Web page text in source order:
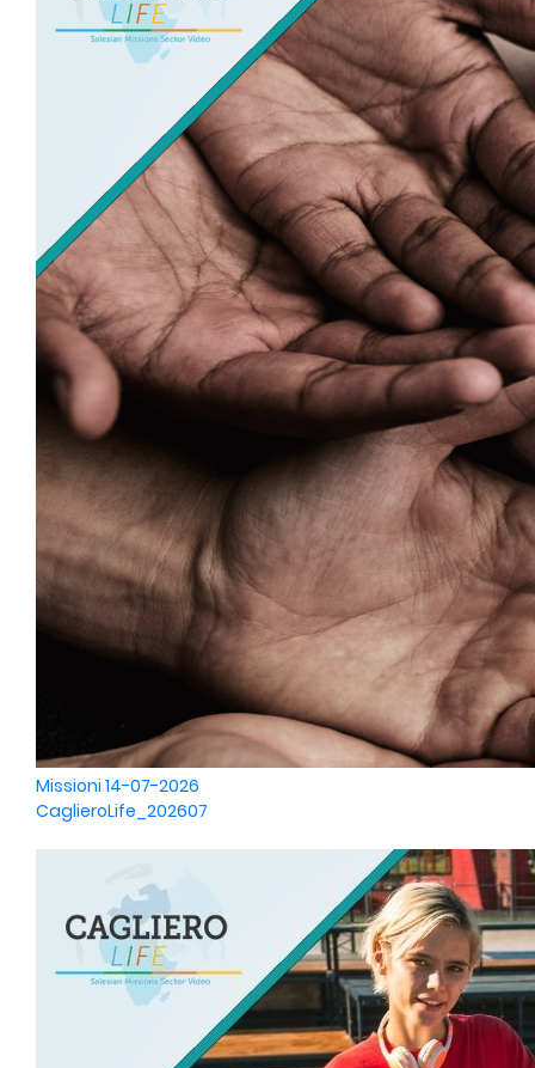
Missioni 14-07-2026
CaglieroLife_202607